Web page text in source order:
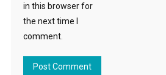
in this browser for
the next time I
comment.